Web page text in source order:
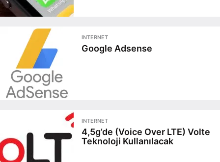
INTERNET
Google Adsense
INTERNET
4,5g’de (Voice Over LTE) Volte
Teknoloji Kullanılacak